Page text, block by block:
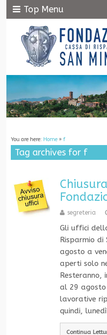
Top Menu
You are here: Home» f
Tag archives for f
segreteria
Gli uffici
Risparmio di
agosto a
aperti solo
Resteranno,
al 29
lavorative
quindi,
Continua